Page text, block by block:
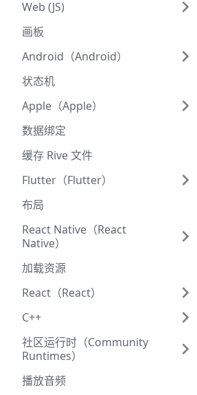
Web (JS)
画板
Android（Android）
状态机
Apple（Apple）
数据绑定
缓存 Rive 文件
Flutter（Flutter）
布局
React Native（React
Native）
加载资源
React（React）
C++
社区运行时（Community
Runtimes）
播放音频